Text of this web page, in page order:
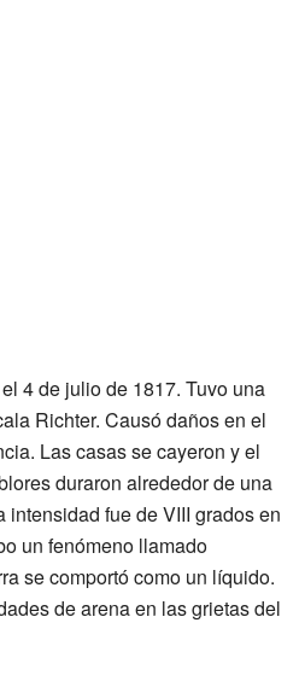
4 de julio de 1817. Tuvo una
Richter. Causó daños en el
Las casas se cayeron y el
duraron alrededor de una
intensidad fue de VIII grados en
un fenómeno llamado
se comportó como un líquido.
de arena en las grietas del